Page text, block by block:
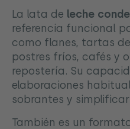
La lata de leche
referencia funcional
como flanes, tartas
postres fríos, cafés y
repostería. Su
elaboraciones
sobrantes y
También es un